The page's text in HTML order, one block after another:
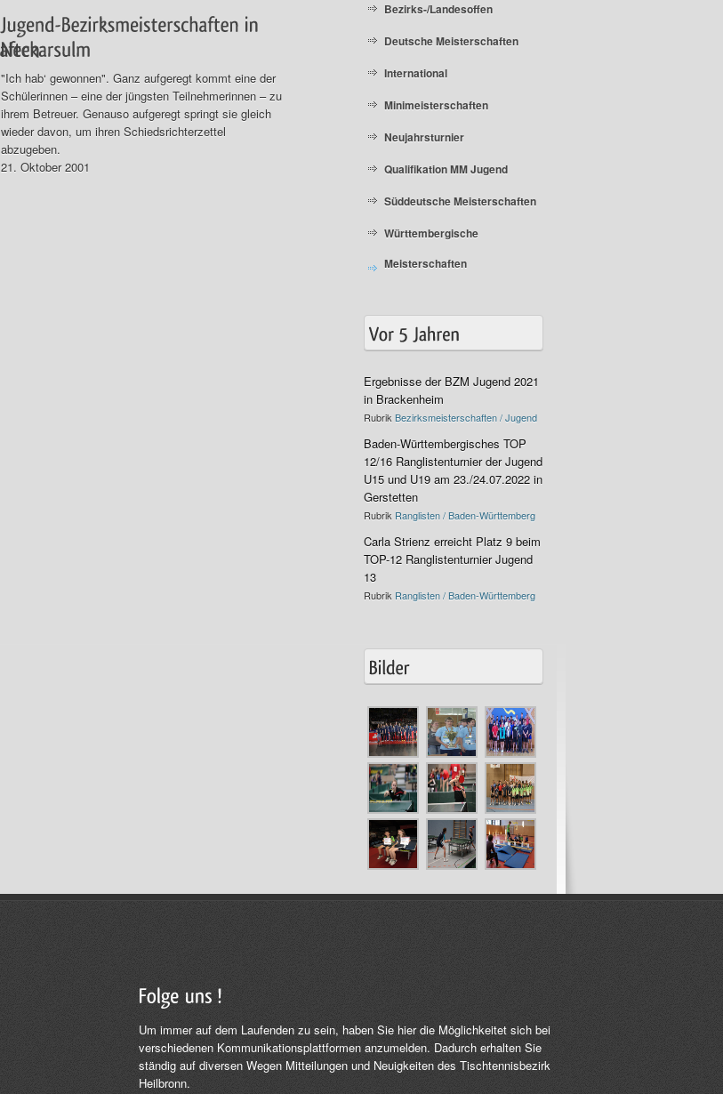
"Ich hab‘ gewonnen". Ganz aufgeregt kommt eine der
Schülerinnen – eine der jüngsten Teilnehmerinnen – zu
ihrem Betreuer. Genauso aufgeregt springt sie gleich
wieder davon, um ihren Schiedsrichterzettel
abzugeben.
21. Oktober 2001
Bezirks-/Landesoffen
Deutsche Meisterschaften
International
Minimeisterschaften
Neujahrsturnier
Qualifikation MM Jugend
Süddeutsche Meisterschaften
Württembergische
Meisterschaften
Ergebnisse der BZM Jugend 2021
in Brackenheim
Rubrik Bezirksmeisterschaften / Jugend
Baden-Württembergisches TOP
12/16 Ranglistenturnier der Jugend
U15 und U19 am 23./24.07.2022 in
Gerstetten
Rubrik Ranglisten / Baden-Württemberg
Carla Strienz erreicht Platz 9 beim
TOP-12 Ranglistenturnier Jugend
13
Rubrik Ranglisten / Baden-Württemberg
Um immer auf dem Laufenden zu sein, haben Sie hier die Möglichkeitet sich bei
verschiedenen Kommunikationsplattformen anzumelden. Dadurch erhalten Sie
ständig auf diversen Wegen Mitteilungen und Neuigkeiten des Tischtennisbezirk
Heilbronn.